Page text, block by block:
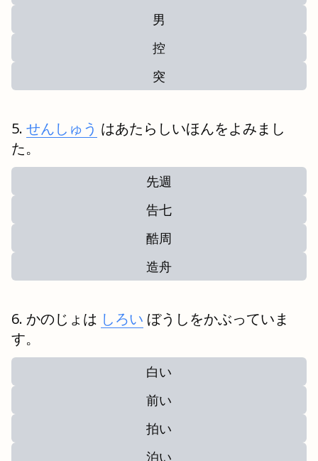
男
控
突
せんしゅう はあたらしいほんをよみまし
た。
先週
告七
酷周
造舟
かのじょは しろい ぼうしをかぶっていま
す。
白い
前い
拍い
泊い